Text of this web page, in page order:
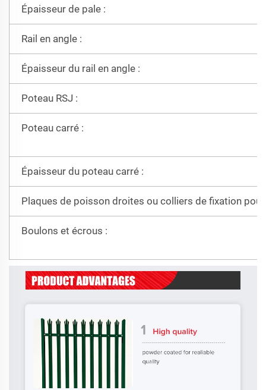
Épaisseur de pale :
Rail en angle :
Épaisseur du rail en angle :
Poteau RSJ :
Poteau carré :
Épaisseur du poteau carré :
Plaques de poisson droites ou colliers de fixation
Boulons et écrous :